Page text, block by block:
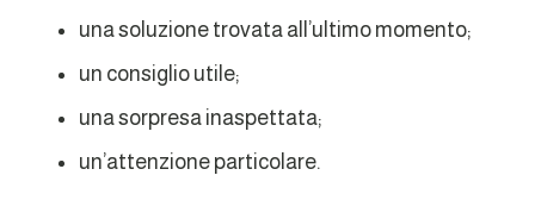
una soluzione trovata all’ultimo momento;
un consiglio utile;
una sorpresa inaspettata;
un’attenzione particolare.